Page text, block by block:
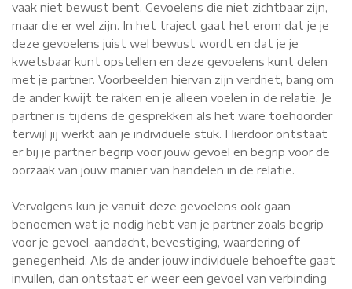
vaak niet bewust bent. Gevoelens die niet zichtbaar zijn,
maar die er wel zijn. In het traject gaat het erom dat je je
deze gevoelens juist wel bewust wordt en dat je je
kwetsbaar kunt opstellen en deze gevoelens kunt delen
met je partner. Voorbeelden hiervan zijn verdriet, bang om
de ander kwijt te raken en je alleen voelen in de relatie. Je
partner is tijdens de gesprekken als het ware toehoorder
terwijl jij werkt aan je individuele stuk. Hierdoor ontstaat
er bij je partner begrip voor jouw gevoel en begrip voor de
oorzaak van jouw manier van handelen in de relatie.
Vervolgens kun je vanuit deze gevoelens ook gaan
benoemen wat je nodig hebt van je partner zoals begrip
voor je gevoel, aandacht, bevestiging, waardering of
genegenheid. Als de ander jouw individuele behoefte gaat
invullen, dan ontstaat er weer een gevoel van verbinding